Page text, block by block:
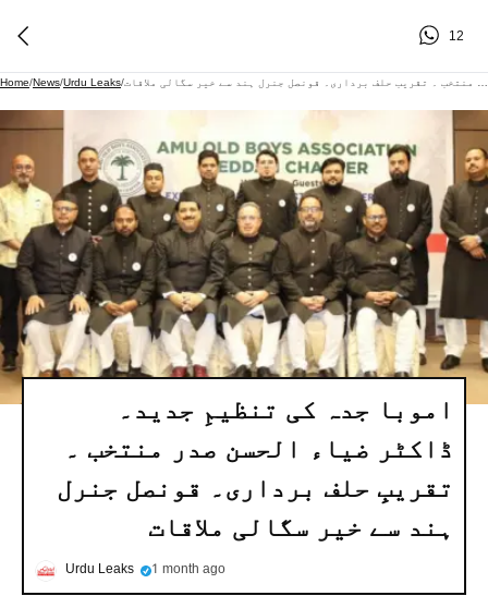
12
Home/News/Urdu Leaks/
اموبا جدہ کی تنظیمِ جدید۔
ڈاکٹر ضیاء الحسن صدر منتخب ۔
تقریبِ حلف برداری۔ قونصل جنرل
ہند سے خیر سگالی ملاقات
Urdu Leaks 1 month ago